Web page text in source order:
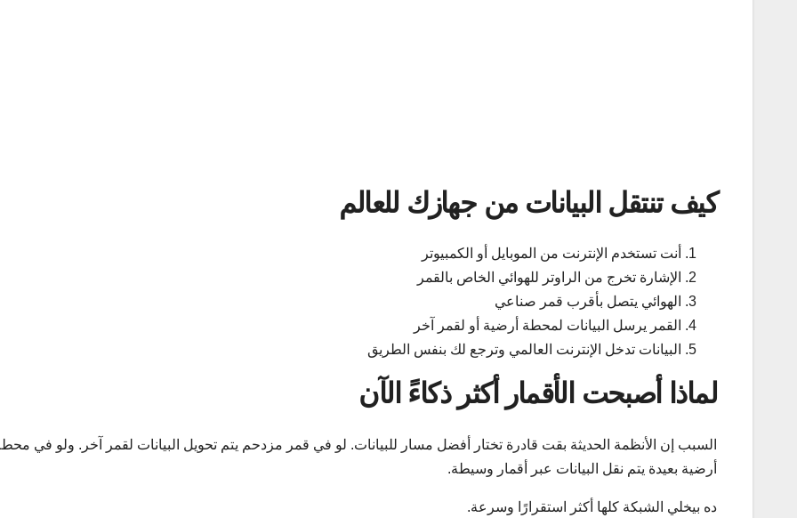
كيف تنتقل البيانات من جهازك للعالم
أنت تستخدم الإنترنت من الموبايل أو الكمبيوتر
الإشارة تخرج من الراوتر للهوائي الخاص بالقمر
الهوائي يتصل بأقرب قمر صناعي
القمر يرسل البيانات لمحطة أرضية أو لقمر آخر
البيانات تدخل الإنترنت العالمي وترجع لك بنفس الطريق
لماذا أصبحت الأقمار أكثر ذكاءً الآن
السبب إن الأنظمة الحديثة بقت قادرة تختار أفضل مسار للبيانات. لو في قمر مزدحم يتم تحويل البيانات لقمر آخر. ولو في
أرضية بعيدة يتم نقل البيانات عبر أقمار وسيطة.
ده بيخلي الشبكة كلها أكثر استقرارًا وسرعة.